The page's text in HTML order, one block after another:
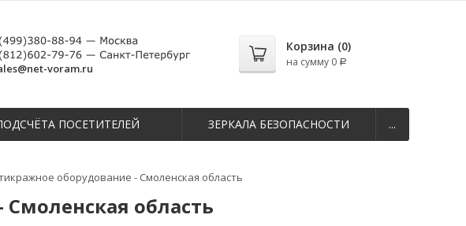
voram.ru
Корзина (0)
на сумму 0 Р
ПОСЕТИТЕЛЕЙ ЗЕРКАЛА БЕЗОПАСНОСТИ ...
оборудование - Смоленская область
область